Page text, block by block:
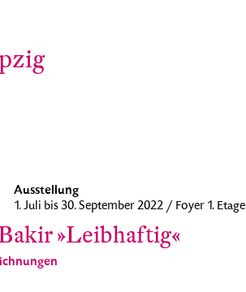
Ausstellung
1. Juli bis 30. September 2022 / Foyer 1. Etage
»Leibhaftig«